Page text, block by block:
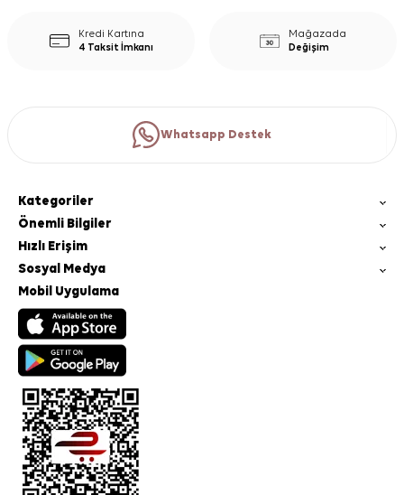
Kredi Kartına
4 Taksit İmkanı
Mağazada
Değişim
Whatsapp Destek
Kategoriler
Önemli Bilgiler
Hızlı Erişim
Sosyal Medya
Mobil Uygulama